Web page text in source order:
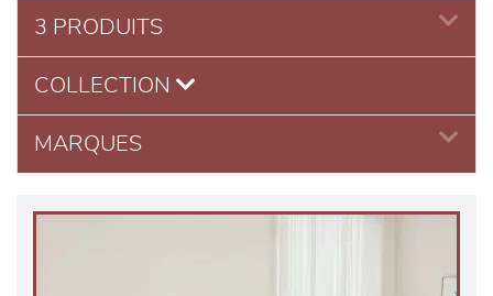
literie
décoration
3 PRODUITS
COLLECTION
MARQUES